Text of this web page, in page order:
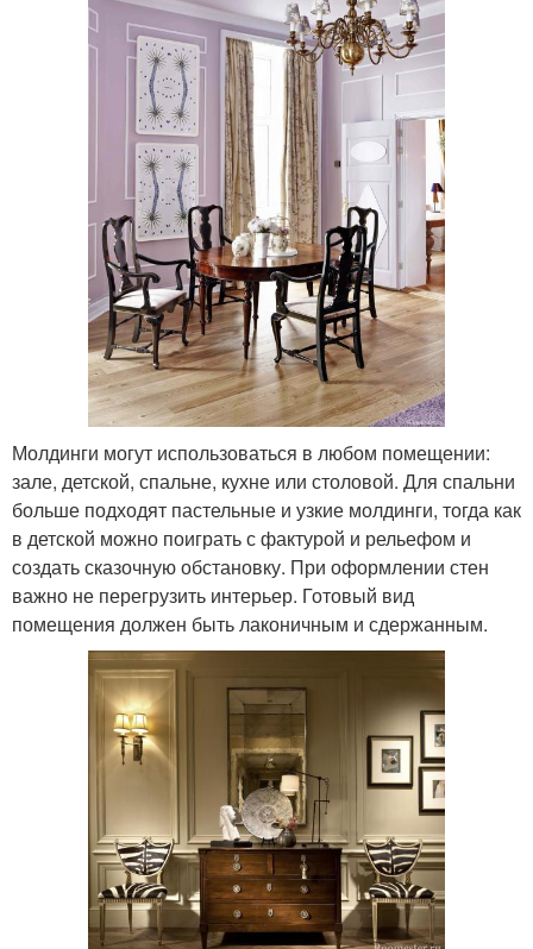
Молдинги могут использоваться в любом помещении:
зале, детской, спальне, кухне или столовой. Для спальни
больше подходят пастельные и узкие молдинги, тогда как
в детской можно поиграть с фактурой и рельефом и
создать сказочную обстановку. При оформлении стен
важно не перегрузить интерьер. Готовый вид
помещения должен быть лаконичным и сдержанным.